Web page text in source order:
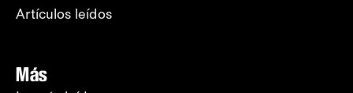
Artículos leídos
Más